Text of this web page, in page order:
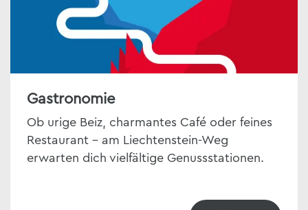
Gastronomie
Ob urige Beiz, charmantes Café oder feines
Restaurant – am Liechtenstein-Weg
erwarten dich vielfältige Genussstationen.